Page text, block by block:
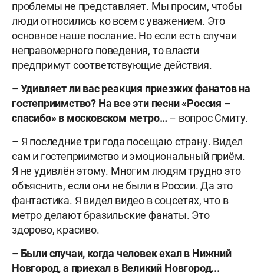
проблемы не представляет. Мы просим, чтобы
люди относились ко всем с уважением. Это
основное наше послание. Но если есть случаи
неправомерного поведения, то власти
предпримут соответствующие действия.
– Удивляет ли вас реакция приезжих фанатов на
гостеприимство? На все эти песни «Россия –
спасибо» в московском метро…– вопрос Смиту.
– Я последние три года посещаю страну. Видел
сам и гостеприимство и эмоциональный приём.
Я не удивлён этому. Многим людям трудно это
объяснить, если они не были в России. Да это
фантастика. Я видел видео в соцсетях, что в
метро делают бразильские фанаты. Это
здорово, красиво.
– Были случаи, когда человек ехал в Нижний
Новгород, а приехал в Великий Новгород...